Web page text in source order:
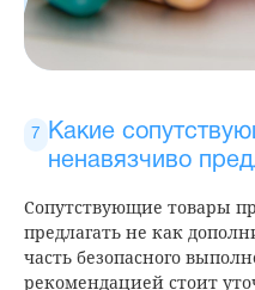
Какие
ненавязчиво
Сопутствующие товары
предлагать не как
часть безопасного
рекомендацией стоит